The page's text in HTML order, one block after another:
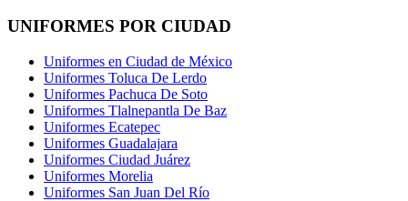
UNIFORMES POR CIUDAD
Uniformes en Ciudad de México
Uniformes Toluca De Lerdo
Uniformes Pachuca De Soto
Uniformes Tlalnepantla De Baz
Uniformes Ecatepec
Uniformes Guadalajara
Uniformes Ciudad Juárez
Uniformes Morelia
Uniformes San Juan Del Río